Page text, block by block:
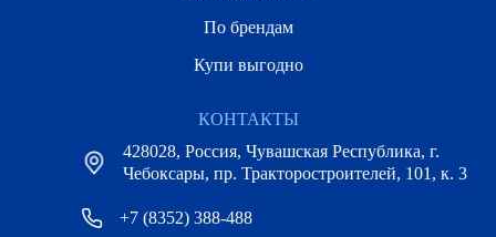
По брендам
Купи выгодно
КОНТАКТЫ
428028, Россия, Чувашская Республика, г.
Чебоксары, пр. Тракторостроителей, 101, к. 3
+7 (8352) 388-488